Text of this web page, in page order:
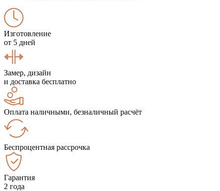
Изготовление
от 5 дней
Замер, дизайн
и доставка бесплатно
Оплата наличными, безналичный расчёт
Беспроцентная рассрочка
Гарантия
2 года